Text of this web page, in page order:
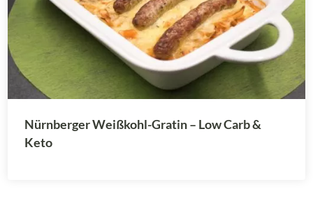
Nürnberger Weißkohl-Gratin – Low Carb &
Keto